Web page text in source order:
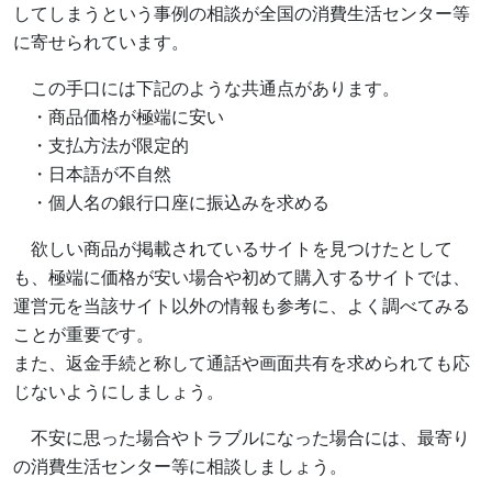
してしまうという事例の相談が全国の消費生活センター等
に寄せられています。
この手口には下記のような共通点があります。
・商品価格が極端に安い
・支払方法が限定的
・日本語が不自然
・個人名の銀行口座に振込みを求める
欲しい商品が掲載されているサイトを見つけたとして
も、極端に価格が安い場合や初めて購入するサイトでは、
運営元を当該サイト以外の情報も参考に、よく調べてみる
ことが重要です。
また、返金手続と称して通話や画面共有を求められても応
じないようにしましょう。
不安に思った場合やトラブルになった場合には、最寄り
の消費生活センター等に相談しましょう。